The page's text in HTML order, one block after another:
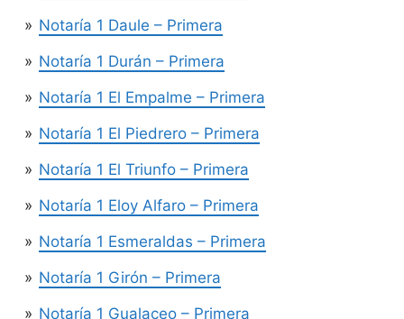
Notaría 1 Daule – Primera
Notaría 1 Durán – Primera
Notaría 1 El Empalme – Primera
Notaría 1 El Piedrero – Primera
Notaría 1 El Triunfo – Primera
Notaría 1 Eloy Alfaro – Primera
Notaría 1 Esmeraldas – Primera
Notaría 1 Girón – Primera
Notaría 1 Gualaceo – Primera